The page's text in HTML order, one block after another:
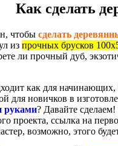
Как сделать
чтобы сделать
из прочных брусков
ли прочный дуб,
как для
для новичков в
руками? Давайте
проекта, ссылка на
возможно, этого